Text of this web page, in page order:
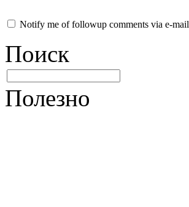
Notify me of followup comments via e-mail
Поиск
Полезно